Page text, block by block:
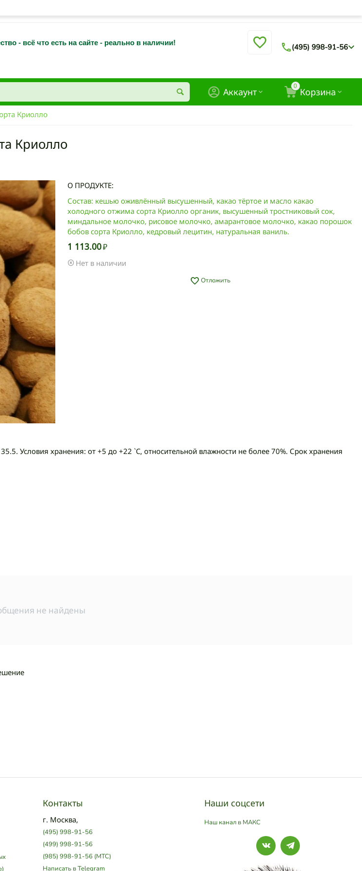
- всё что есть на сайте - реально в наличии! (495) 998-91-56
0 Корзина
Аккаунт
Криолло
Криолло
О ПРОДУКТЕ:
Состав: кешью оживлённый высушенный, какао тёртое и масло какао
холодного отжима сорта Криолло органик, высушенный тростниковый сок,
миндальное молочко, рисовое молочко, амарантовое молочко, какао порошок
бобов сорта Криолло, кедровый лецитин, натуральная ваниль.
1 113.00₽
Нет в наличии
Отложить
Условия хранения: от +5 до +22 `C, относительной влажности не более 70%. Срок хранения
не найдены
Контакты
г. Москва,
(495) 998-91-56
(499) 998-91-56
(985) 998-91-56 (МТС)
Написать в Telegram
Наши соцсети
Наш канал в МАКС